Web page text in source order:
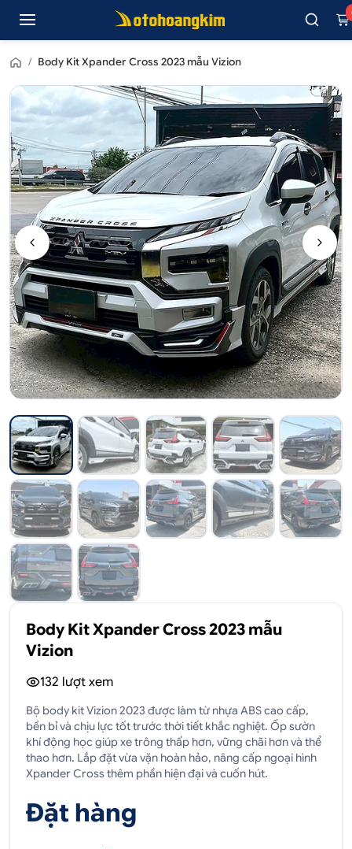
/ Body Kit Xpander Cross 2023 mẫu Vizion
Body Kit Xpander Cross 2023 mẫu
Vizion
132 lượt xem
Bộ body kit Vizion 2023 được làm từ nhựa ABS cao cấp,
bền bỉ và chịu lực tốt trước thời tiết khắc nghiệt. Ốp sườn
khí động học giúp xe trông thấp hơn, vững chãi hơn và thể
thao hơn. Lắp đặt vừa vặn hoàn hảo, nâng cấp ngoại hình
Xpander Cross thêm phần hiện đại và cuốn hút.
Đặt hàng